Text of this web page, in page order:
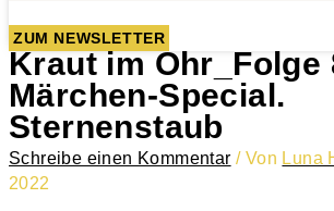
ZUM NEWSLETTER
Kraut im Ohr_Folge
Märchen-Special.
Sternenstaub
Schreibe einen Kommentar / Von Luna
2022